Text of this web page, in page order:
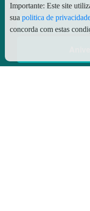
Importante: Este site
sua politica de
concorda com estas